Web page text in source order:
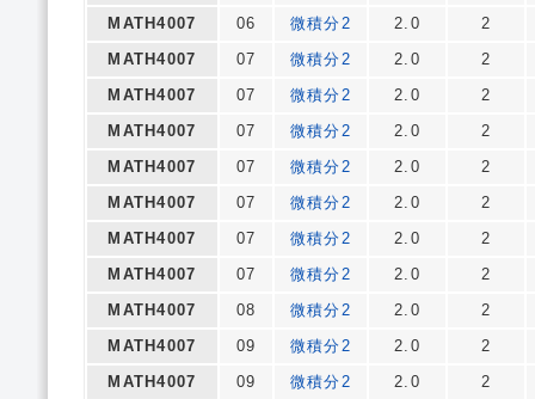
MATH4007
06 微積分2 2.0
2
MATH4007
07 微積分2 2.0
2
MATH4007
07 微積分2 2.0
2
MATH4007
07 微積分2 2.0
2
MATH4007
07 微積分2 2.0
2
MATH4007
07 微積分2 2.0
2
MATH4007
07 微積分2 2.0
2
MATH4007
07 微積分2 2.0
2
MATH4007
08 微積分2 2.0
2
MATH4007
09 微積分2 2.0
2
MATH4007
09 微積分2 2.0
2